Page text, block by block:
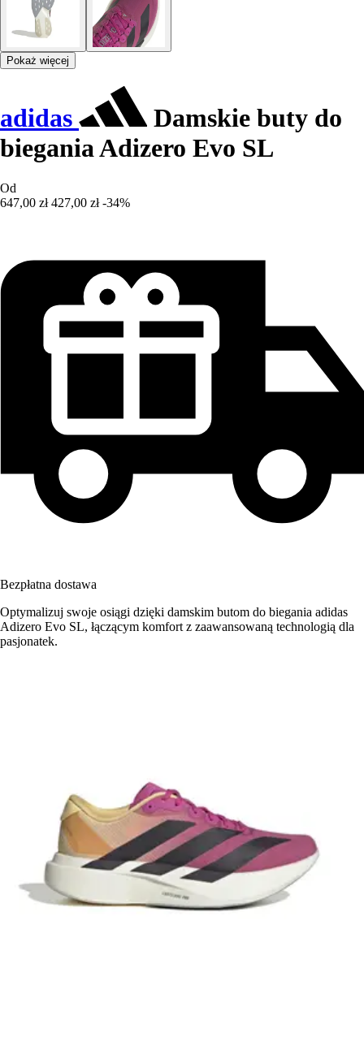
Pokaż więcej
adidas
Damskie buty do
biegania Adizero Evo SL
Od
647,00 zł 427,00 zł -34%
Bezpłatna dostawa
Optymalizuj swoje osiągi dzięki damskim butom do biegania adidas
Adizero Evo SL, łączącym komfort z zaawansowaną technologią dla
pasjonatek.